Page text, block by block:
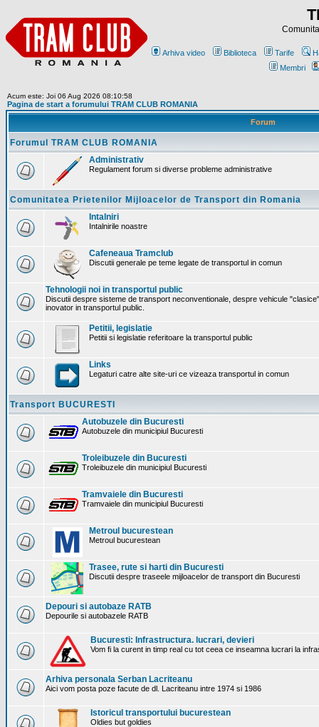
Arhiva video Biblioteca Tarife
Membri
Acum este: Joi 06 Aug 2026 08:10:58
Pagina de start a forumului TRAM CLUB ROMANIA
Forum
Forumul TRAM CLUB ROMANIA
Administrativ
Regulament forum si diverse probleme administrative
Comunitatea Prietenilor Mijloacelor de Transport din Romania
Intalniri
Intalnirile noastre
Cafeneaua Tramclub
Discutii generale pe teme legate de transportul in comun
Tehnologii noi in transportul public
Discutii despre sisteme de transport neconventionale, despre vehicule
inovator in transportul public.
Petitii, legislatie
Petitii si legislatie referitoare la transportul public
Links
Legaturi catre alte site-uri ce vizeaza transportul in comun
Transport BUCURESTI
Autobuzele din Bucuresti
Autobuzele din municipiul Bucuresti
Troleibuzele din Bucuresti
Troleibuzele din municipiul Bucuresti
Tramvaiele din Bucuresti
Tramvaiele din municipiul Bucuresti
Metroul bucurestean
Metroul bucurestean
Trasee, rute si harti din Bucuresti
Discutii despre traseele mijloacelor de transport din Bucuresti
Depouri si autobaze RATB
Depourile si autobazele RATB
Bucuresti: Infrastructura. lucrari, devieri
Vom fi la curent in timp real cu tot ceea ce inseamna lucrari la
Arhiva personala Serban Lacriteanu
Aici vom posta poze facute de dl. Lacriteanu intre 1974 si 1986
Istoricul transportului bucurestean
Oldies but goldies